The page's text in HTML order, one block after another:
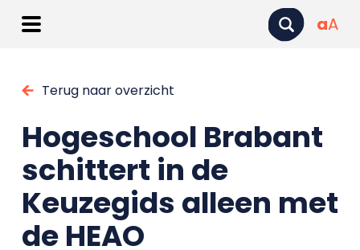
aA
Terug naar overzicht
Hogeschool Brabant
schittert in de
Keuzegids alleen met
de HEAO